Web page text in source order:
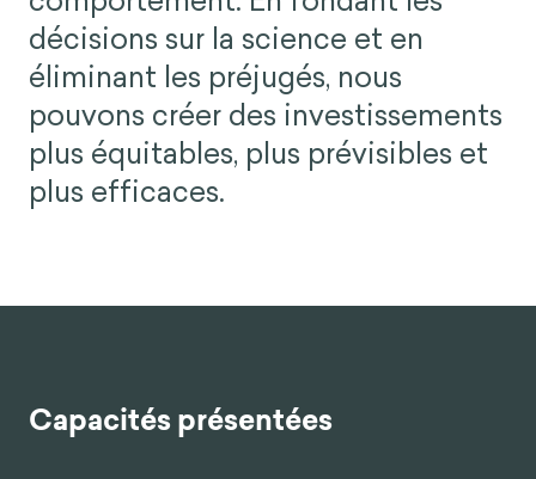
décisions sur la science et en
éliminant les préjugés, nous
pouvons créer des investissements
plus équitables, plus prévisibles et
plus efficaces.
Capacités présentées